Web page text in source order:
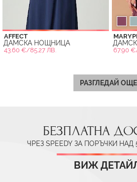
AFFECT
ДАМСКА НОЩНИЦА
43.60 €/85.27 ЛВ. 67.90
РАЗГЛЕДАЙ
БЕЗПЛАТНА
ЧРЕЗ SPEEDY ЗА ПОРЪЧКИ НАД
ВИЖ